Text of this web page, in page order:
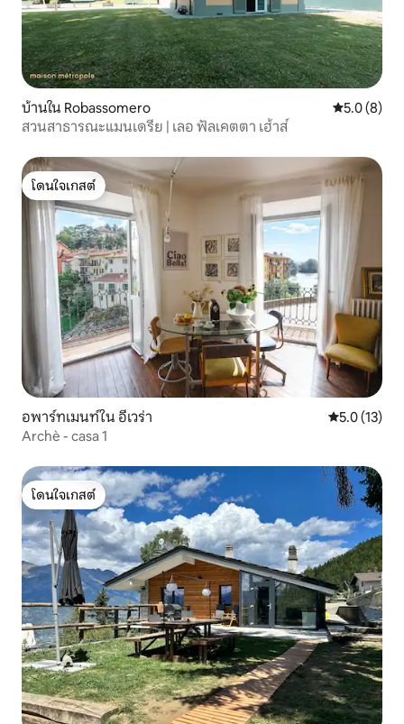
บ้านใน Robassomero คะแนนเฉลี่
5.0 (8)
สวนสาธารณะแมนเดรีย | เลอ ฟัลเคตตา เฮ้าส์
โดนใจเกสต์
โดนใจเกสต์
อพาร์ทเมนท์ใน อีเวร่า คะแนนเฉลี่ย
5.0 (13)
Archè - casa 1
โดนใจเกสต์
โดนใจเกสต์